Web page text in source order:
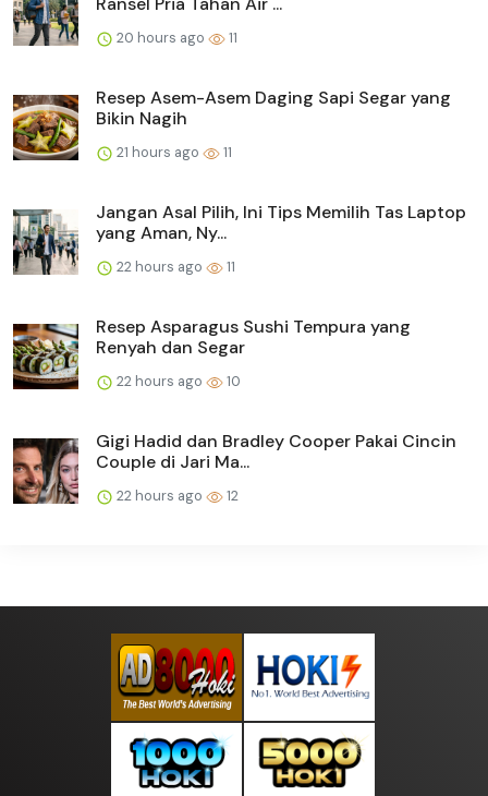
20 hours ago 11
Resep Asem-Asem Daging Sapi Segar yang
Bikin Nagih
21 hours ago 11
Jangan Asal Pilih, Ini Tips Memilih Tas Laptop
yang Aman, Ny...
22 hours ago 11
Resep Asparagus Sushi Tempura yang
Renyah dan Segar
22 hours ago 10
Gigi Hadid dan Bradley Cooper Pakai Cincin
Couple di Jari Ma...
22 hours ago 12